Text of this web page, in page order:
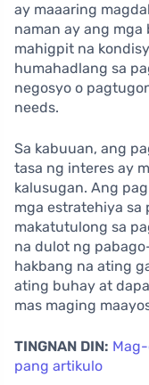
ay maaaring
naman ay ang
mahigpit na
humahadlang sa
negosyo o
needs.
Sa kabuuan, ang
tasa ng interes ay
kalusugan. Ang
mga estratehiya sa
makatutulong sa
na dulot ng
hakbang na ating
ating buhay at
mas maging
TINGNAN DIN:
pang artikulo